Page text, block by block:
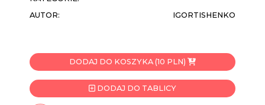
AUTOR:
IGORTISHENKO
DODAJ DO KOSZYKA (10 PLN)
DODAJ DO TABLICY